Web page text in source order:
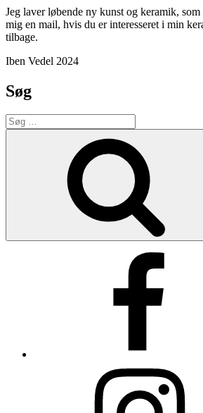
Jeg laver løbende ny kunst og keramik, som
mig en mail, hvis du er interesseret i min
tilbage.
Iben Vedel 2024
Søg
Søg
efter: